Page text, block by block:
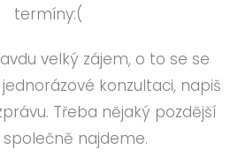
termíny:(
velký zájem, o to se se
konzultaci, napiš
Třeba nějaký pozdější
najdeme.